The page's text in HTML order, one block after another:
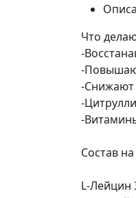
Что
-
-
-Снижают
-
-
Состав
L-Лейцин